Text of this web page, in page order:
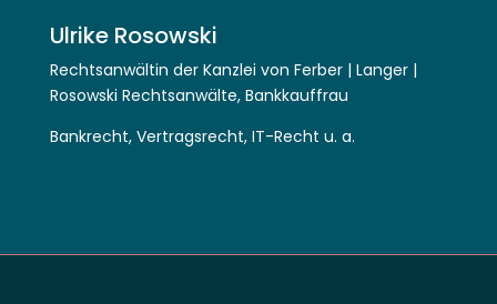
Ulrike Rosowski
Rechtsanwältin der Kanzlei von Ferber | Langer |
Rosowski Rechtsanwälte, Bankkauffrau
Bankrecht, Vertragsrecht, IT-Recht u. a.